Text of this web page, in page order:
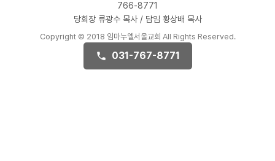
766-8771
당회장 류광수 목사 / 담임 황상배 목사
Copyright © 2018 임마누엘서울교회 All Rights Reserved.
031-767-8771